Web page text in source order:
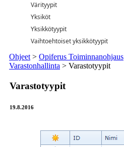
Värityypit
Yksiköt
Yksikkötyypit
Vaihtoehtoiset yksikkötyypit
Ohjeet > Opiferus Toiminnanohjaus
Varastonhallinta > Varastotyypit
Varastotyypit
19.8.2016